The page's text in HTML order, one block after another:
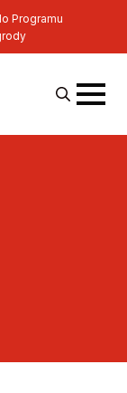
Programu